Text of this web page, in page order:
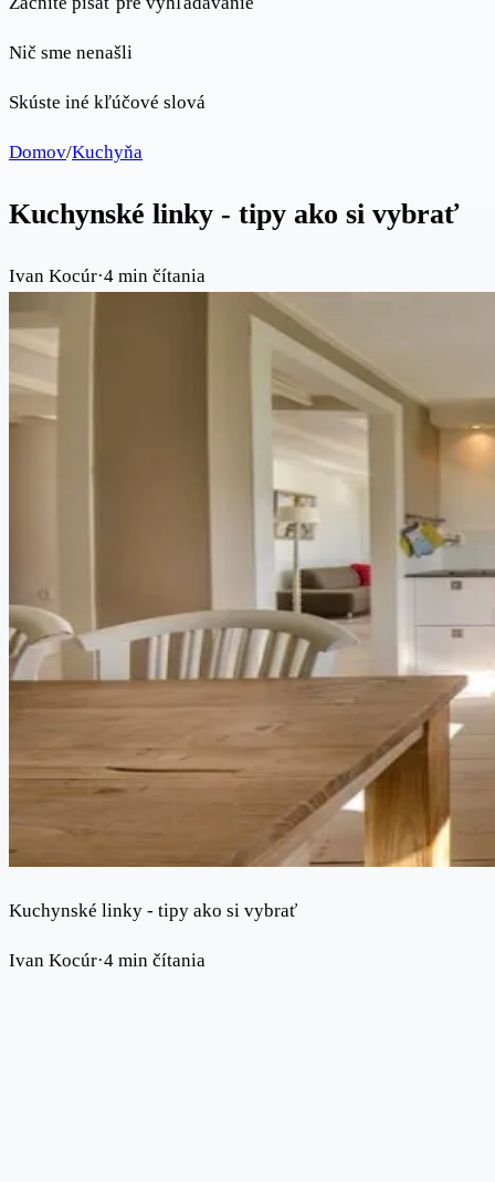
Nič sme nenašli
Skúste iné kľúčové slová
Domov/Kuchyňa
Kuchynské linky - tipy ako si vybrať
Ivan Kocúr·4 min čítania
Kuchynské linky - tipy ako si vybrať
Ivan Kocúr·4 min čítania